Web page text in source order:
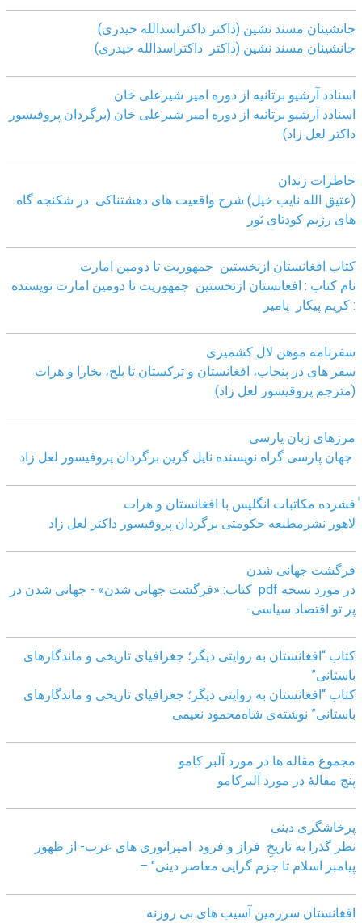
جانشینان مسند نشین (داکتر داکتراسدالله حیدری)
جانشینان مسند نشین (داکتر داکتراسدالله حیدری)
اسنادد آرشیو برتانیه از دوره امیر شیرعلی خان
اسنادد آرشیو برتانیه از دوره امیر شیرعلی خان (برگردان پروفیسور
داکتر لعل زاد)
خاطرات زندان
(عتیق الله نایب خیل) شرح واقعیت های دهشتناکی در شکنجه گاه
های رژیم کودتای ثور
کتاب افغانستان ازنخستین جمهوریت تا دومین امارت
نام کتاب : افغانستان ازنخستین جمهوریت تا دومین امارت نویسنده
: کریم پیکار پامیر
سفرنامه موهن لال کشمیری
سفر های در پنجاب، افغانستان و ترکستان تا بلخ، بخارا و هرات
(مترجم پروقیسور لعل زاد)
مرزهای زبان پارسی
جهان پارسی گراه نویسنده نایل گرین برگردان پروفیسور لعل زاد
ٰفشرده مکاتبات انگلیس با افغانستان و هرات
لاهور نشرمطبعه حکومتی برگردان پروفیسور داکتر لعل زاد
فرگشت جهانی شدن
در مورد نسخه pdf کتاب: «فرگشت جهانی شدن» - جهانی شدن در
پر تو اقتصاد سیاسی-
کتاب “افغانستان به روایتی دیگر؛ جغرافیای تاریخی و ماندگارهای
باستانی”
کتاب “افغانستان به روایتی دیگر؛ جغرافیای تاریخی و ماندگارهای
باستانی” نوشته‌ی شاه‌محمود نعیمی
مجموع مقاله ها در مورد آلبر کامو
پنج مقالهٔ در مورد آلبرکامو
پرخاشگری دینی
نظر گذرا به تاریخِ فراز و فرود امپراتوری های عرب- از ظهور
پیامبر اسلام تا جزم گرایی معاصر دینی" –
افغانستان سرزمین آسیب های بی روزنه